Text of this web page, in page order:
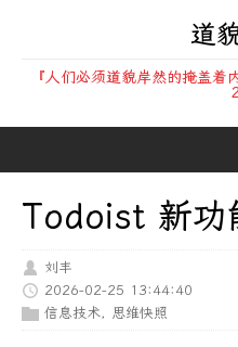
道
『人们必须道貌岸然的掩盖
Todoist 新功
刘丰
2026-02-25 13:44:40
信息技术, 思维快照